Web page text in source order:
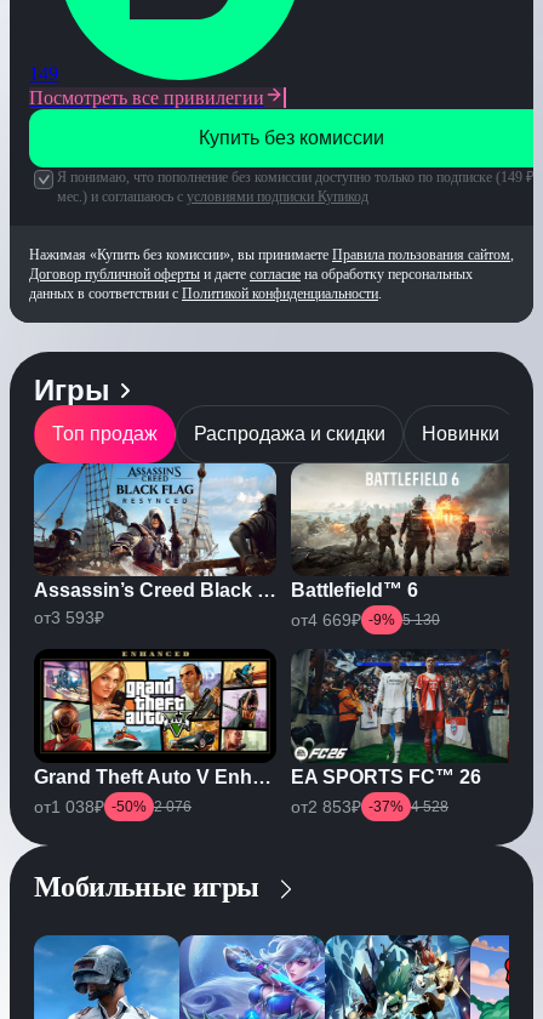
149
Посмотреть все привилегии
Купить без комиссии
Я понимаю, что пополнение без комиссии доступно только по подписке (149 ₽/
мес.) и соглашаюсь с условиями подписки Купикод
Нажимая «Купить без комиссии», вы принимаете Правила пользования сайтом,
Договор публичной оферты и даете согласие на обработку персональных
данных в соответствии с Политикой конфиденциальности.
Игры
Топ продаж Распродажа и скидки Новинки
Assassin’s Creed Black Flag Resynced
от3 593₽
Grand Theft Auto V Enhanced
от1 038₽ -50% 2 076
Battlefield™ 6
от4 669₽ -9% 5 130
EA SPORTS FC™ 26
от2 853₽ -37% 4 528
Мобильные игры